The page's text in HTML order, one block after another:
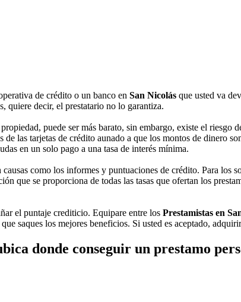
de crédito o un banco en San Nicolás que usted va
quiere decir, el prestatario no lo garantiza.
puede ser más barato, sin embargo, existe el riesgo
las tarjetas de crédito aunado a que los montos de dinero
en un solo pago a una tasa de interés mínima.
causas como los informes y puntuaciones de crédito. Para los
que se proporciona de todas las tasas que ofertan los
el puntaje crediticio. Equipare entre los Prestamistas en
saques los mejores beneficios. Si usted es aceptado,
donde conseguir un prestamo